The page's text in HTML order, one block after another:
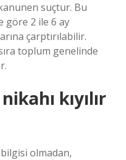
suçtur. Bu
göre 2 ile 6 ay
çarptırılabilir.
toplum genelinde
kıyılır
bilgisi olmadan,